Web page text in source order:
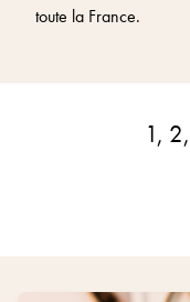
toute la France.
1,